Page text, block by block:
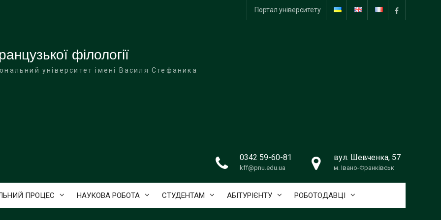
facebook
Портал університету
філології
університет імені Василя Стефаника
0342 59-60-81
kff@pnu.edu.ua
вул. Шевченка, 57
м. Івано-Франківськ
ПРОЦЕС НАУКОВА РОБОТА СТУДЕНТАМ АБІТУРІЄНТУ РОБОТОДАВЦІ